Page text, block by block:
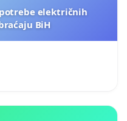
električnih
BiH